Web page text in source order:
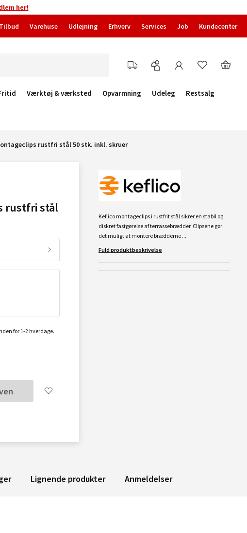
her!
Tilbud Varehuse Udlejning Erhverv Services Job Kundecenter
Værktøj & værksted Opvarmning Udeleg
Restsalg
rustfri stål 50 stk. inkl. skruer
rustfri stål
for 1-2 hverdage.
Keflico montageclips i rustfrit stål sikrer en stabil og
diskret fastgørelse af terrassebrædder. Clipsene gør
det muligt at montere brædderne ...
Fuld produktbeskrivelse
Lignende produkter Anmeldelser